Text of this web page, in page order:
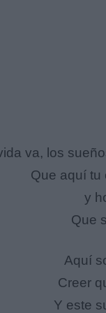
va, los
Que aquí tu
y
Que
Aquí
Creer
Y este